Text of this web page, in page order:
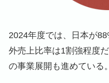
2024年度では、日本が
外売上比率は1割強程度
の事業展開も進めている。